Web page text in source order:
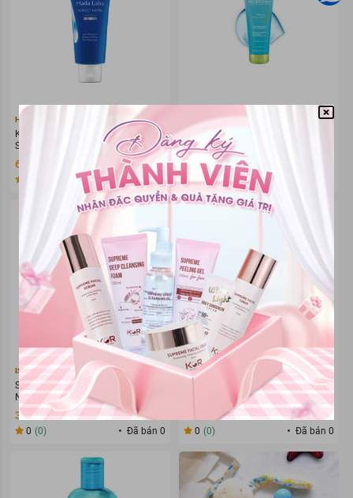
HADA LABO
Kem Rửa Mặt Hada Labo Sạch
Sâu, Dưỡng Sáng Da 80g
63.000 đ
Đã bán 0
BIODERMA
Gel Rửa Mặt Bioderma Dành Cho
Da Dầu & Hỗn Hợp 200ml (Tuýp)
236.000 đ
0 (0)
ISIS PHARMA
Sữa Rửa Mặt Isis Pharma Giảm
Nhờn Và Ngăn Ngừa Mụn 150ml
315.000 đ
0 (0) Đã bán 0
EUCERIN
Sữa Rửa Mặt Eucerin Dịu Nhẹ Cho
Da Nhạy Cảm 400ml
222.000 đ
0 (0) Đã bán 0